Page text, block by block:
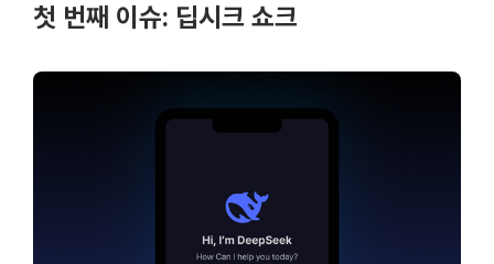
첫 번째 이슈: 딥시크 쇼크